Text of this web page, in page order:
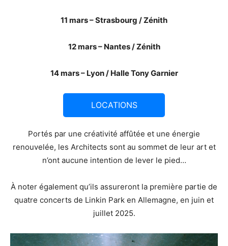
11 mars – Strasbourg / Zénith
12 mars – Nantes / Zénith
14 mars – Lyon / Halle Tony Garnier
LOCATIONS
Portés par une créativité affûtée et une énergie
renouvelée, les Architects sont au sommet de leur art et
n’ont aucune intention de lever le pied…
À noter également qu’ils assureront la première partie de
quatre concerts de Linkin Park en Allemagne, en juin et
juillet 2025.